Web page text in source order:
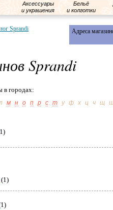
Аксессуары
и украшения
Бельё
и колготки
Sprandi Адреса
Sprandi
в городах:
м н о п р с т у ф х ц ч щ
(1)